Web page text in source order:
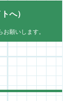
へ）
願いします。